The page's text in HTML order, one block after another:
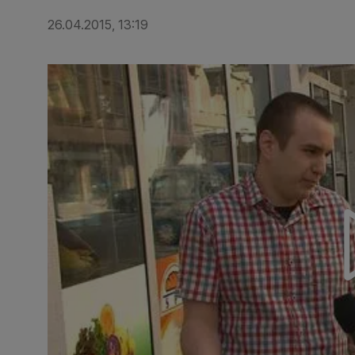
26.04.2015, 13:19